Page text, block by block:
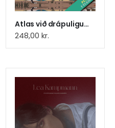
Atlas við drápuligum dinosaurum
248,00 kr.